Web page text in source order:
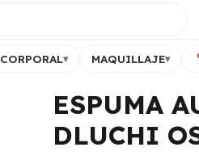
CORPORAL▾ MAQUILLAJE▾
ESPUMA
DLUCHI